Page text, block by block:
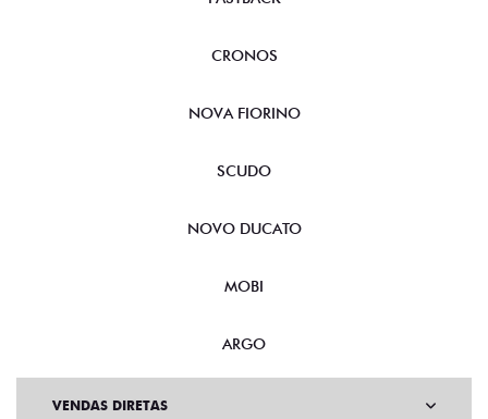
CRONOS
NOVA FIORINO
SCUDO
NOVO DUCATO
MOBI
ARGO
VENDAS DIRETAS